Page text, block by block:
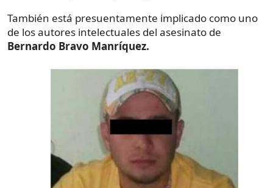
También está presuentamente implicado como uno
de los autores intelectuales del asesinato de
Bernardo Bravo Manríquez.